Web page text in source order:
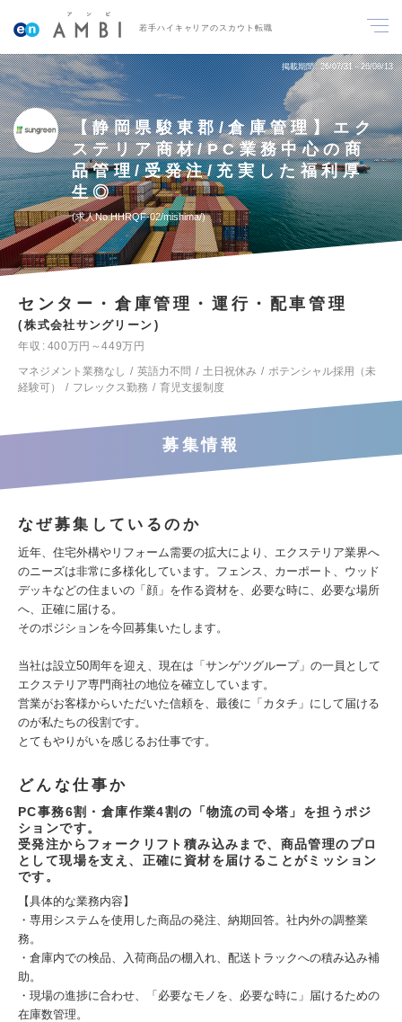
若手ハイキャリアのスカウト転職
掲載期間 26/07/31～26/08/13
【静岡県駿東郡/倉庫管理】エク
ステリア商材/PC業務中心の商
品管理/受発注/充実した福利厚
生◎
求人No.HHRQF-02/mishima/
センター・倉庫管理・運行・配車管理
株式会社サングリーン
年収
400万円～449万円
マネジメント業務なし
英語力不問 土日祝休み
ポテンシャル採用（未
経験可）
フレックス勤務 育児支援制度
募集情報
なぜ募集しているのか
近年、住宅外構やリフォーム需要の拡大により、エクステリア業界へ
のニーズは非常に多様化しています。フェンス、カーポート、ウッド
デッキなどの住まいの「顔」を作る資材を、必要な時に、必要な場所
へ、正確に届ける。
そのポジションを今回募集いたします。
当社は設立50周年を迎え、現在は「サンゲツグループ」の一員として
エクステリア専門商社の地位を確立しています。
営業がお客様からいただいた信頼を、最後に「カタチ」にして届ける
のが私たちの役割です。
とてもやりがいを感じるお仕事です。
どんな仕事か
PC事務6割・倉庫作業4割の「物流の司令塔」を担うポジ
ションです。
受発注からフォークリフト積み込みまで、商品管理のプロ
として現場を支え、正確に資材を届けることがミッション
です。
【具体的な業務内容】
・専用システムを使用した商品の発注、納期回答。社内外の調整業
務。
・倉庫内での検品、入荷商品の棚入れ、配送トラックへの積み込み補
助。
・現場の進捗に合わせ、「必要なモノを、必要な時に」届けるための
在庫数管理。